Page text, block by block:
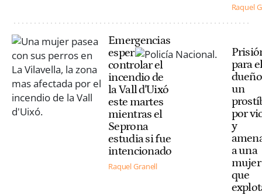
Raquel
Emergencias
espera
controlar el
incendio de
la Vall d'Uixó
este martes
mientras el
Seprona
estudia si fue
intencionado
Raquel Granell
para
un
por
y
a una
mujer
que